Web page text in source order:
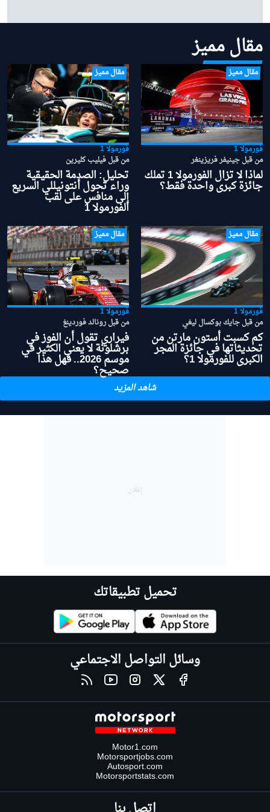
مقال مميز
مقال مميز
فورمولا 1
من قبل جينيفر فريزينغر
لماذا لا تزال الفورمولا 1 تملك
جائزة كبرى واحدة فقط؟
مقال مميز
فورمولا 1
من قبل فيليب كليرين
تحليل: الصدمة الحقيقية
وراء تحول أنتونيللي السريع
إلى منافس على لقب
الفورمولا 1
مقال مميز
فورمولا 1
من قبل جايك بوكسال ليغي
كم كسبت أستون مارتن من
تحديثاتها في جائزة المجر
الكبرى للفورمولا 1؟
مقال مميز
فورمولا 1
من قبل رونالد فوردينغ
فيراري تقول أن الفوز في
برشلونة لا يعني الكثير في
موسم 2026.. فهل هذا
صحيح؟
شاهد المزيد
تحميل تطبيقاتك
وسائل التواصل الاجتماعي
Motor1.com
Motorsportjobs.com
Autosport.com
Motorsportstats.com